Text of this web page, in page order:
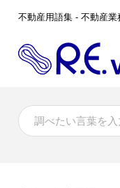
不動産用語集 - 不動産